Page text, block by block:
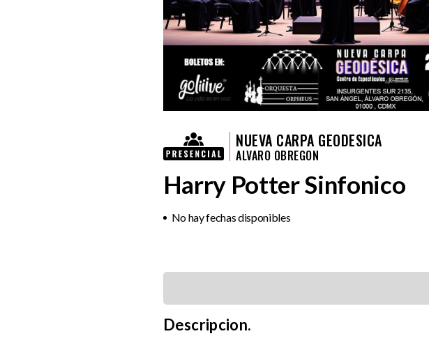
NUEVA CARPA GEODESICA
ALVARO OBREGON
Harry Potter Sinfonico
No hay fechas disponibles
Descripcion.